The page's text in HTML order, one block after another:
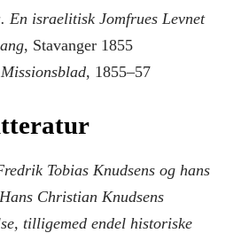
En israelitisk Jomfrues Levnet
, Stavanger 1855
, 1855–57
Tobias Knudsens og hans
Christian Knudsens
tilligemed endel historiske